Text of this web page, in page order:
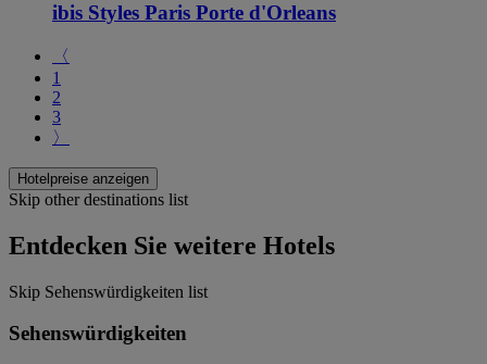
ibis Styles Paris Porte d'Orleans
〈
1
2
3
〉
Hotelpreise anzeigen
Skip other destinations list
Entdecken Sie weitere Hotels
Skip Sehenswürdigkeiten list
Sehenswürdigkeiten